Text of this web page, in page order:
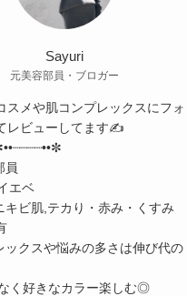
Sayuri
元美容部員・ブロガー
スメや肌コンプレックスにフォ
レビューしてます✍️
員
エベ
ビ肌,テカり・赤み・くすみ
クスや悩みの多さは伸び代の
く好きなカラー楽しむ◎